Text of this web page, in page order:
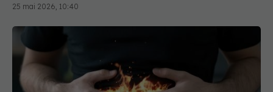
25 mai 2026, 10:40